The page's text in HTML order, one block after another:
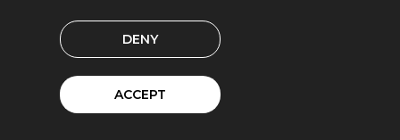
2020-12-17
2020-11-23
DENY
ACCEPT